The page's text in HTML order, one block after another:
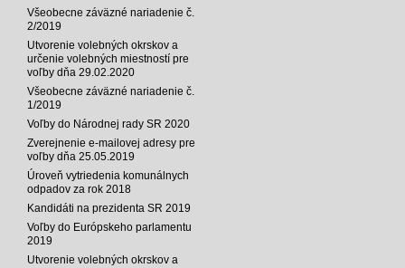
Všeobecne záväzné nariadenie č.
2/2019
Utvorenie volebných okrskov a
určenie volebných miestností pre
voľby dňa 29.02.2020
Všeobecne záväzné nariadenie č.
1/2019
Voľby do Národnej rady SR 2020
Zverejnenie e-mailovej adresy pre
voľby dňa 25.05.2019
Úroveň vytriedenia komunálnych
odpadov za rok 2018
Kandidáti na prezidenta SR 2019
Voľby do Európskeho parlamentu
2019
Utvorenie volebných okrskov a